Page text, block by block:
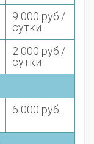
9 000 руб./
сутки
2 000 руб./
сутки
6 000 руб.